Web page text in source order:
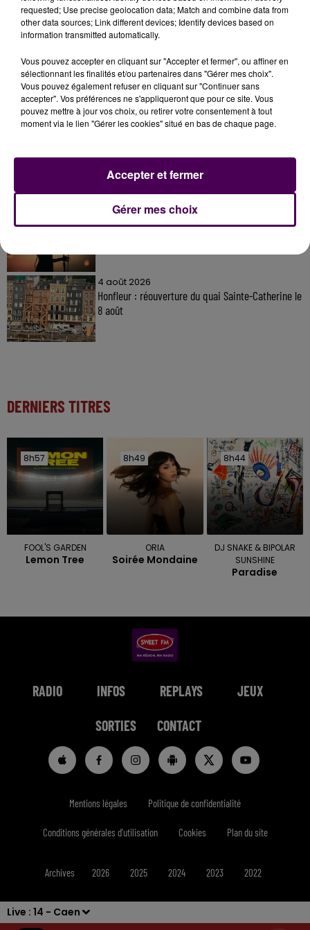
Live : 14 - Caen
À LA UNE
Gagnez vos entrées à Terra Botanica !
11 juillet 2026
Inscrivez-vous au casting The Voice & The Voice
4 août 2026
Honfleur : réouverture du quai Sainte-Catherine le
8 août
DERNIERS TITRES
8h57
8h57
FOOL'S GARDEN
Lemon Tree
8h49
8h49
ORIA
Soirée Mondaine
8h44
8h44
DJ SNAKE & BIPOLAR
SUNSHINE
Paradise
RADIO INFOS REPLAYS JEUX
SORTIES CONTACT
Mentions légales Politique de confidentialité
Conditions générales d'utilisation Cookies Plan du site
Archives 2026 2025 2024 2023 2022
requested; Use precise geolocation data; Match and combine data from
other data sources; Link different devices; Identify devices based on
information transmitted automatically.
Vous pouvez accepter en cliquant sur "Accepter et fermer", ou affiner en
sélectionnant les finalités et/ou partenaires dans "Gérer mes choix".
Vous pouvez également refuser en cliquant sur "Continuer sans
accepter". Vos préférences ne s'appliqueront que pour ce site. Vous
pouvez mettre à jour vos choix, ou retirer votre consentement à tout
moment via le lien "Gérer les cookies" situé en bas de chaque page.
Gérer mes choix
Accepter et fermer